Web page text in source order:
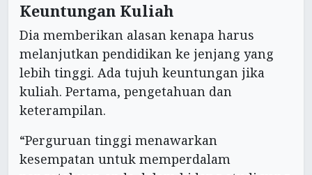
Keuntungan Kuliah
Dia memberikan alasan kenapa harus
melanjutkan pendidikan ke jenjang yang
lebih tinggi. Ada tujuh keuntungan jika
kuliah. Pertama, pengetahuan dan
keterampilan.
“Perguruan tinggi menawarkan
kesempatan untuk memperdalam